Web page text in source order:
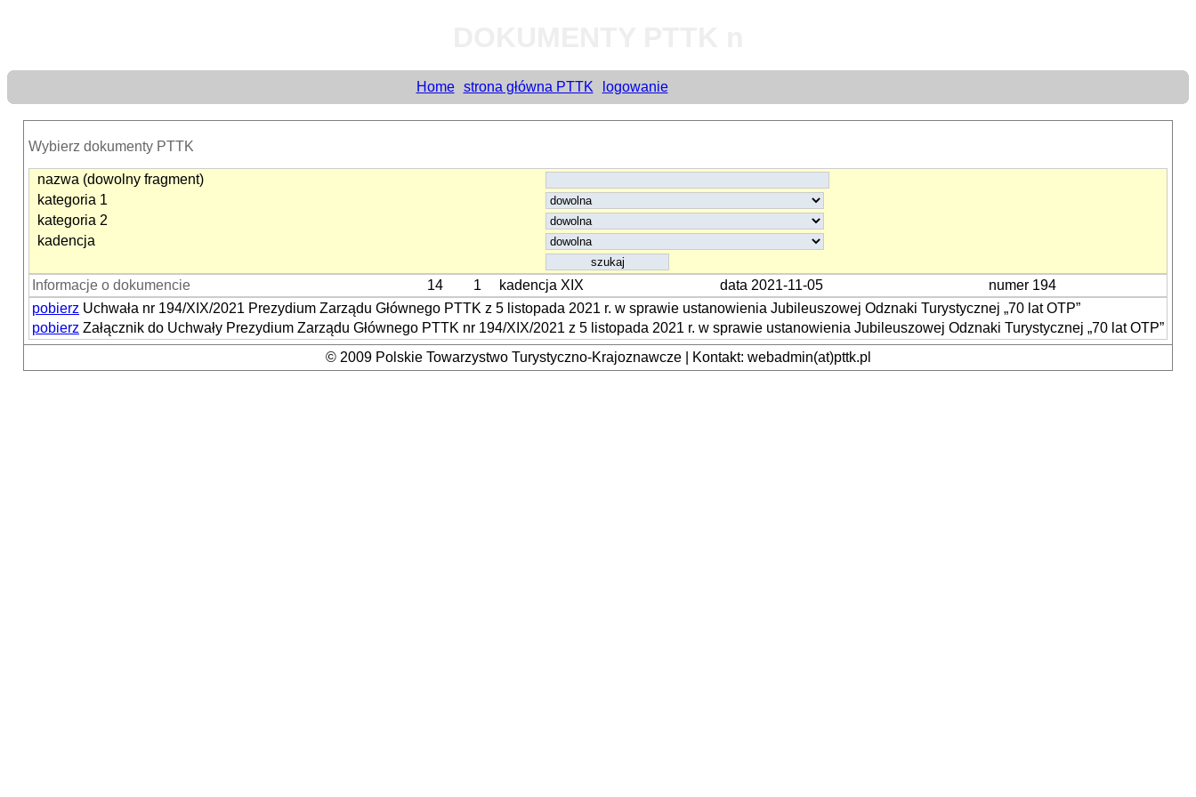
Home strona główna PTTK logowanie
Wybierz dokumenty PTTK
nazwa (dowolny fragment)
kategoria 1
kategoria 2
kadencja
Informacje o dokumencie 14 1 kadencja XIX data 2021-11-05
numer 194
pobierz Uchwała nr 194/XIX/2021 Prezydium Zarządu Głównego PTTK z 5 listopada 2021 r. w sprawie ustanowienia Jubileuszowej Odznaki Turystycznej „70 lat OTP”
pobierz Załącznik do Uchwały Prezydium Zarządu Głównego PTTK nr 194/XIX/2021 z 5 listopada 2021 r. w sprawie ustanowienia Jubileuszowej Odznaki Turystycznej „70 lat OTP”
© 2009 Polskie Towarzystwo Turystyczno-Krajoznawcze | Kontakt: webadmin(at)pttk.pl